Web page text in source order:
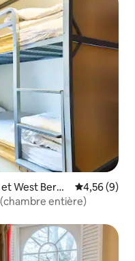
West Berm
Évaluation
4,56 (9)
entière)